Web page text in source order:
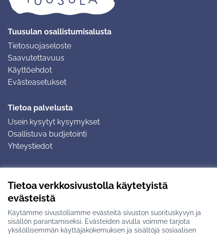
Tietoa verkkosivustolla käytetyistä
evästeistä
Käytämme sivustollamme evästeitä sivuston suorituskyvyn ja
sisällön parantamiseksi. Evästeiden avulla voimme tarjota
yksilöllisemmän käyttäjäkokemuksen ja sisältöjä sosiaalisen
Tuusulan osallistumisalusta
Tietosuojaseloste
Saavutettavuus
Käyttöehdot
Evästeasetukset
Tietoa palvelusta
Usein kysytyt kysymykset
Osallistuva budjetointi
Yhteystiedot
Ohjeet kirjautumiseen
Ohjeet kommentin jättämiseen